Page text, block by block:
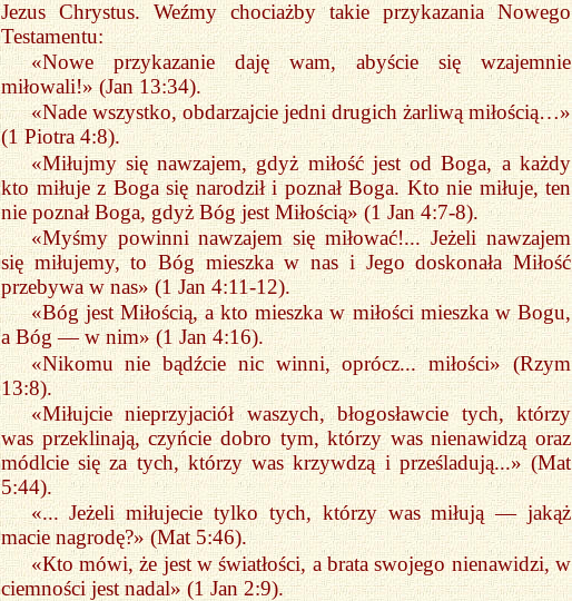
Jezus Chrystus. Weźmy chociażby takie przykazania Nowego
Testamentu:
«Nowe przykazanie daję wam, abyście się wzajemnie
miłowali!» (Jan 13:34).
«Nade wszystko, obdarzajcie jedni drugich żarliwą miłością…»
(1 Piotra 4:8).
«Miłujmy się nawzajem, gdyż miłość jest od Boga, a każdy
kto miłuje z Boga się narodził i poznał Boga. Kto nie miłuje, ten
nie poznał Boga, gdyż Bóg jest Miłością» (1 Jan 4:7-8).
«Myśmy powinni nawzajem się miłować!... Jeżeli nawzajem
się miłujemy, to Bóg mieszka w nas i Jego doskonała Miłość
przebywa w nas» (1 Jan 4:11-12).
«Bóg jest Miłością, a kto mieszka w miłości mieszka w Bogu,
a Bóg — w nim» (1 Jan 4:16).
«Nikomu nie bądźcie nic winni, oprócz... miłości» (Rzym
13:8).
«Miłujcie nieprzyjaciół waszych, błogosławcie tych, którzy
was przeklinają, czyńcie dobro tym, którzy was nienawidzą oraz
módlcie się za tych, którzy was krzywdzą i prześladują...» (Мat
5:44).
«... Jeżeli miłujecie tylko tych, którzy was miłują — jakąż
macie nagrodę?» (Мat 5:46).
«Кto mówi, że jest w światłości, a brata swojego nienawidzi, w
ciemności jest nadal» (1 Jan 2:9).